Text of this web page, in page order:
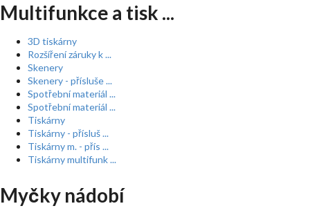
Multifunkce a tisk ...
3D tiskárny
Rozšíření záruky k ...
Skenery
Skenery - přísluše ...
Spotřební materiál ...
Spotřební materiál ...
Tiskárny
Tiskárny - přísluš ...
Tiskárny m. - přís ...
Tiskárny multifunk ...
Myčky nádobí